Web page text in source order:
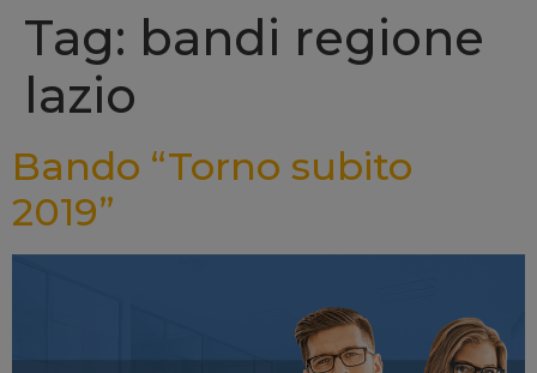
Tag: bandi regione
lazio
Bando “Torno subito
2019”